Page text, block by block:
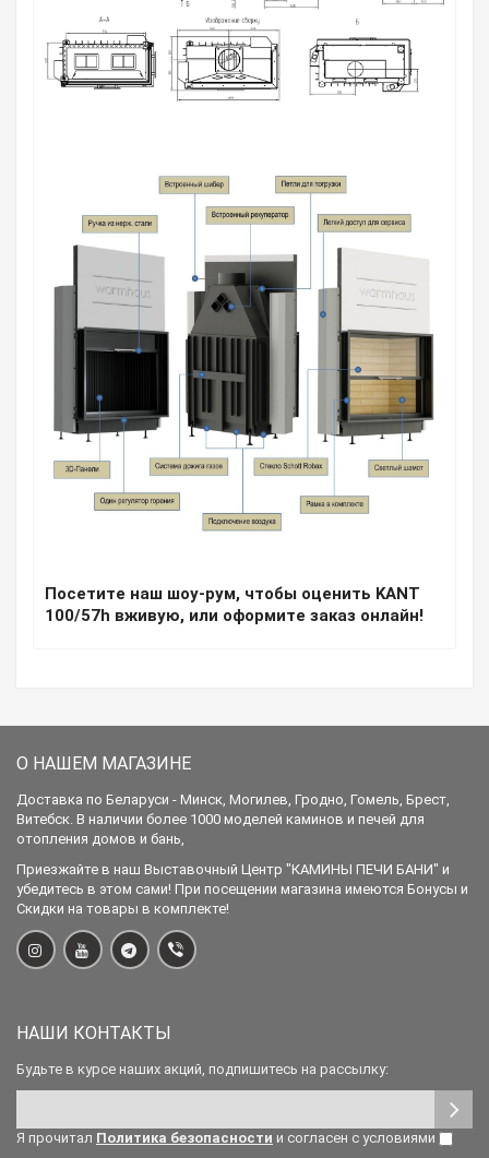
Посетите наш шоу-рум, чтобы оценить KANT
100/57h вживую, или оформите заказ онлайн!
О НАШЕМ МАГАЗИНЕ
Доставка по Беларуси - Минск, Могилев, Гродно, Гомель, Брест,
Витебск. В наличии более 1000 моделей каминов и печей для
отопления домов и бань,
Приезжайте в наш Выставочный Центр "КАМИНЫ ПЕЧИ БАНИ" и
убедитесь в этом сами! При посещении магазина имеются Бонусы и
Скидки на товары в комплекте!
НАШИ КОНТАКТЫ
Будьте в курсе наших акций, подпишитесь на рассылку:
Я прочитал Политика безопасности и согласен с условиями